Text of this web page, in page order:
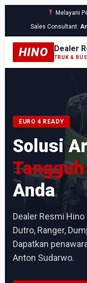
Melayani
Sales Consultant:
HINO Dealer
TRUK & BUS
EURO 4 READY
Solusi
Tangguh
Anda
Dealer Resmi
Dutro, Ranger,
Dapatkan
Anton Sudarwo.